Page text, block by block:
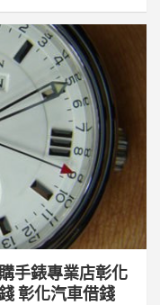
手錶專業店彰化
彰化汽車借錢